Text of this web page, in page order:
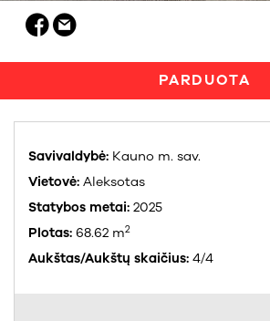
PARDUOTA
Savivaldybė: Kauno m. sav.
Vietovė: Aleksotas
Statybos metai: 2025
Plotas: 68.62 m2
Aukštas/Aukštų skaičius: 4/4